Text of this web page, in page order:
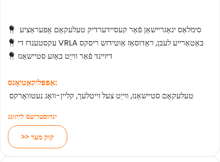
 סימלאַס ינאַגריישאַן פֿאַר קעסיידערדיק טעלעקאָם אָפּעראַציע
 עקסטענדז די VRLA באַטאַרייע לעבן, ראַדוסאַז אַוטידזש ריסקס
 דיזיינד פֿאַר ווייַט באַזע סטיישאַנז
אַפּפּליקאַטיאָנס:
טעלעקאָם סטיישאַנז, ווייַט צעל זייטלעך, קליין-וואָג נעטוואָרקס
ינדוסטריעס לייזונג
>> קוק מער